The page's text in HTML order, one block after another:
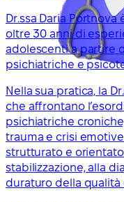
Dr.ssa Daria
oltre 30 anni di
adolescenti a partire
psichiatriche e
Nella sua pratica, la
che affrontano
psichiatriche
trauma e crisi
strutturato e orientato
stabilizzazione, alla
duraturo della qualità